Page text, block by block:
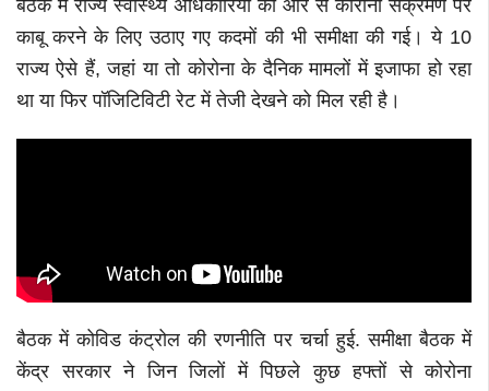
बैठक में राज्य स्वास्थ्य अधिकारियों की ओर से कोरोना संक्रमण पर
काबू करने के लिए उठाए गए कदमों की भीसमीक्षा की गई। ये 10
राज्य ऐसे हैं, जहां या तो कोरोना के दैनिक मामलों में इजाफा हो रहा
था या फिर पॉजिटिविटी रेट में तेजी देखने को मिल रही है।
बैठक में कोविड कंट्रोल की रणनीति पर चर्चा हुई. समीक्षा बैठक में
केंद्र सरकार ने जिन जिलों में पिछले कुछ हफ्तों से कोरोना